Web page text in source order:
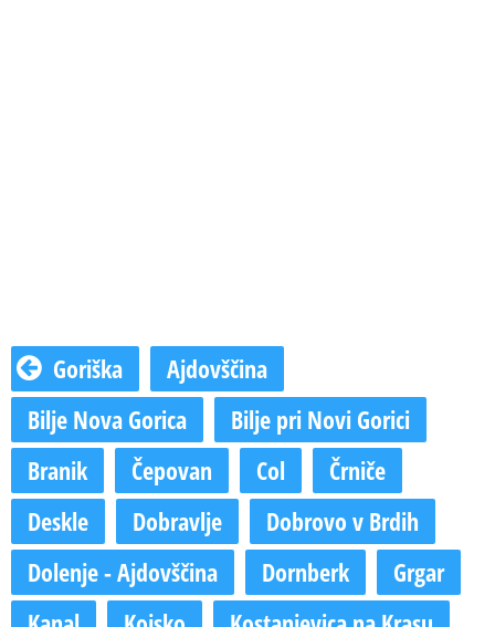
Goriška
Ajdovščina
Bilje Nova Gorica
Bilje pri Novi Gorici
Branik
Čepovan Col
Črniče
Deskle
Dobravlje
Dobrovo v Brdih
Dolenje - Ajdovščina
Dornberk
Grgar